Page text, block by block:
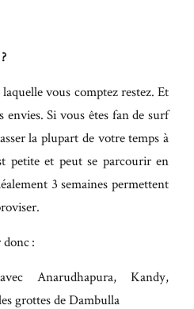
vous comptez restez. Et
envies. Si vous êtes fan de surf
la plupart de votre temps à
petite et peut se parcourir en
3 semaines permettent
:
Anarudhapura, Kandy,
grottes de Dambulla